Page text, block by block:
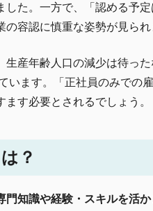
した。一方で、「認める予
容認に慎重な姿勢が見られ
産年齢人口の減少は待っ
います。「正社員のみでの
す必要とされるでしょう。
？
門知識や経験・スキルを活